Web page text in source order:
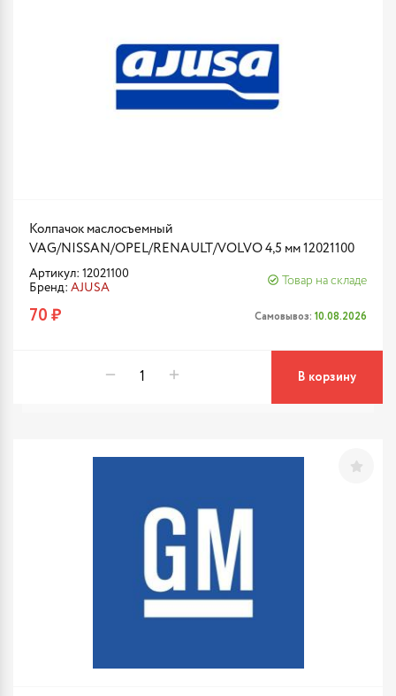
Колпачок маслосъемный
VAG/NISSAN/OPEL/RENAULT/VOLVO 4,5 мм 12021100
Артикул: 12021100
Бренд: AJUSA
Товар на складе
70 ₽ Самовывоз: 10.08.2026
В корзину